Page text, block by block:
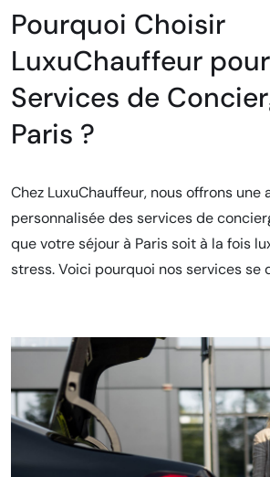
Pourquoi Choisir
LuxuChauffeur
Services de
Paris ?
Chez LuxuChauffeur, nous offrons une
personnalisée des services de
que votre séjour à Paris soit à la fois
stress. Voici pourquoi nos services se